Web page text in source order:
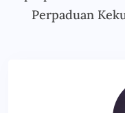
Perpaduan